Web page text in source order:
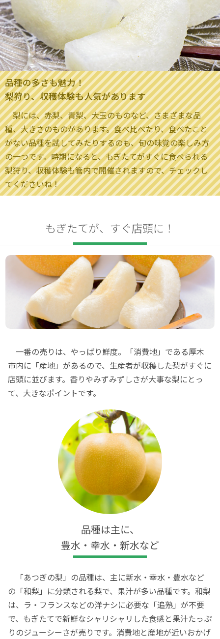
品種の多さも魅力！
梨狩り、収穫体験も人気があります
梨には、赤梨、青梨、大玉のものなど、さまざまな品
種、大きさのものがあります。食べ比べたり、食べたこと
がない品種を試してみたりするのも、旬の味覚の楽しみ方
の一つです。時期になると、もぎたてがすぐに食べられる
梨狩り、収穫体験も管内で開催されますので、チェックし
てくださいね！
もぎたてが、すぐ店頭に！
一番の売りは、やっぱり鮮度。「消費地」である厚木
市内に「産地」があるので、生産者が収穫した梨がすぐに
店頭に並びます。香りやみずみずしさが大事な梨にとっ
て、大きなポイントです。
品種は主に、
豊水・幸水・新水など
「あつぎの梨」の品種は、主に新水・幸水・豊水など
の「和梨」に分類される梨で、果汁が多い品種です。和梨
は、ラ・フランスなどの洋ナシに必要な「追熟」が不要
で、もぎたてで新鮮なシャリシャリした食感と果汁たっぷ
りのジューシーさが売りです。消費地と産地が近いおかげ